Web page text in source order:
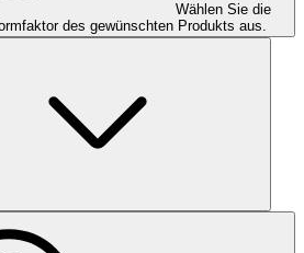
Wählen Sie die
des gewünschten Produkts aus.